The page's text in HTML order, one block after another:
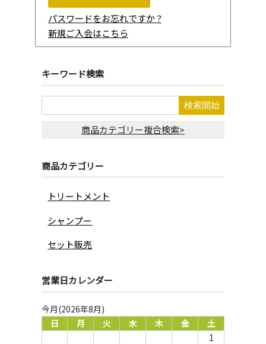
パスワードをお忘れですか ?
新規ご入会はこちら
キーワード検索
商品カテゴリー複合検索>
商品カテゴリー
トリートメント
シャンプー
セット販売
営業日カレンダー
今月(2026年8月)
日
月 火 水 木 金
土
1